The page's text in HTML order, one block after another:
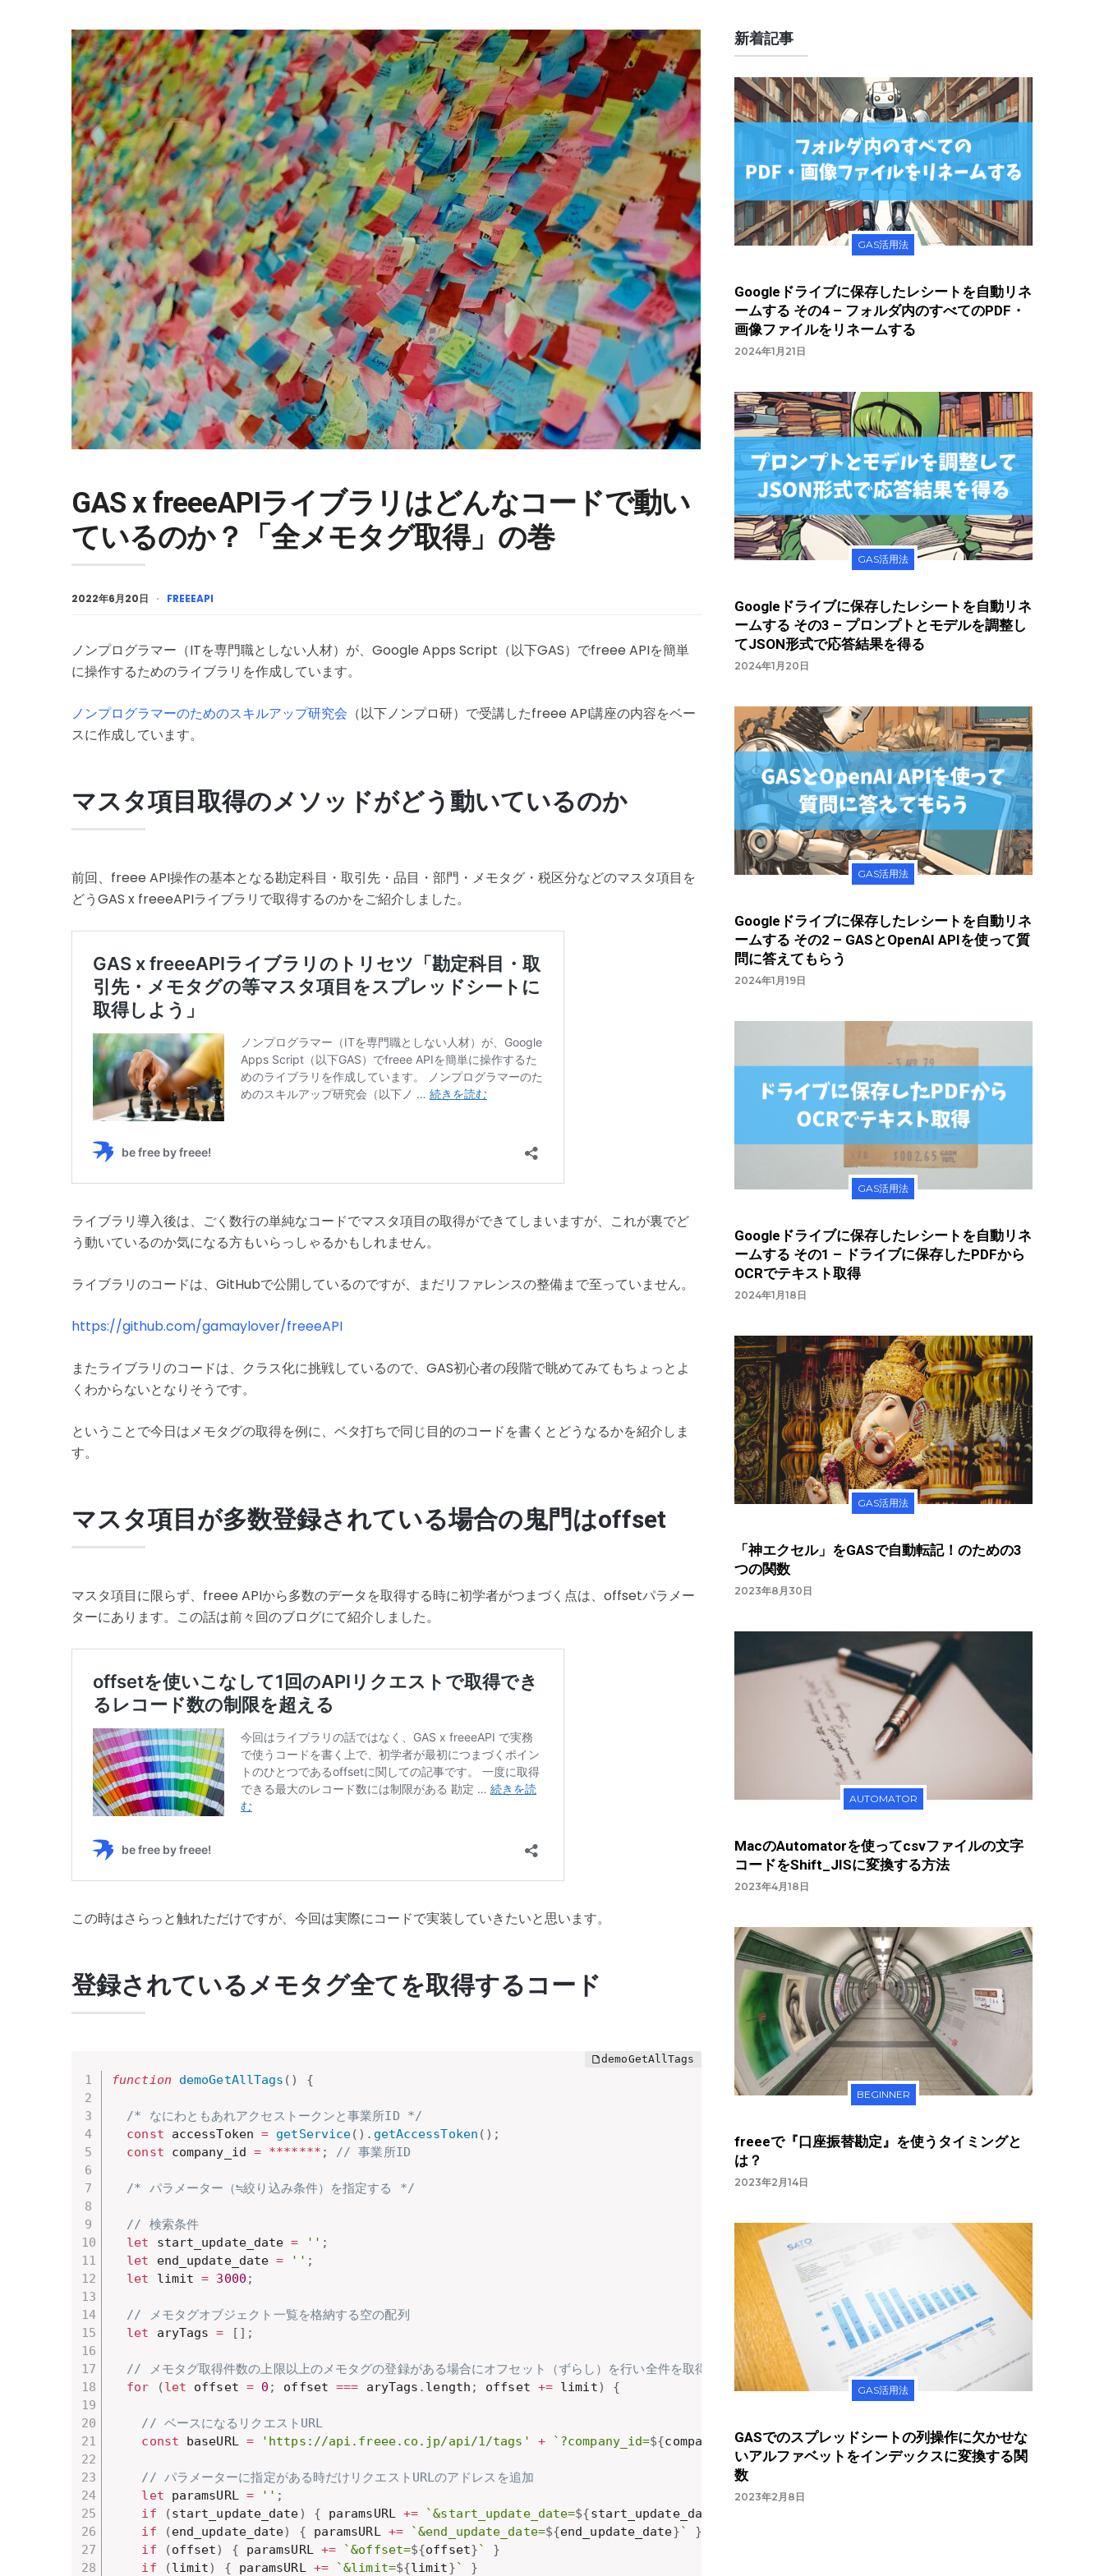
GAS x freeeAPIライブラリはどんなコードで動い
ているのか？「全メモタグ取得」の巻
2022年6月20日 FREEEAPI
ノンプログラマー（ITを専門職としない人材）が、Google Apps Script（以下GAS）でfreee APIを簡単
に操作するためのライブラリを作成しています。
ノンプログラマーのためのスキルアップ研究会 （以下ノンプロ研）で受講したfreee API講座の内容をベー
スに作成しています。
マスタ項目取得のメソッドがどう動いているのか
前回、freee API操作の基本となる勘定科目・取引先・品目・部門・メモタグ・税区分などのマスタ項目を
どうGAS x freeeAPIライブラリで取得するのかをご紹介しました。
ライブラリ導入後は、ごく数行の単純なコードでマスタ項目の取得ができてしまいますが、これが裏でど
う動いているのか気になる方もいらっしゃるかもしれません。
ライブラリのコードは、GitHubで公開しているのですが、まだリファレンスの整備まで至っていません。
https://github.com/gamaylover/freeeAPI
またライブラリのコードは、クラス化に挑戦しているので、GAS初心者の段階で眺めてみてもちょっとよ
くわからないとなりそうです。
ということで今日はメモタグの取得を例に、ベタ打ちで同じ目的のコードを書くとどうなるかを紹介しま
す。
マスタ項目が多数登録されている場合の鬼門はoffset
マスタ項目に限らず、freee APIから多数のデータを取得する時に初学者がつまづく点は、offsetパラメー
ターにあります。この話は前々回のブログにて紹介しました。
この時はさらっと触れただけですが、今回は実際にコードで実装していきたいと思います。
登録されているメモタグ全てを取得するコード
function demoGetAllTags ( ) {
/* なにわともあれアクセストークンと事業所ID */
const accessToken = getService( ) . getAccessToken ( ) ;
const company_id = ******* ; // 事業所ID
/* パラメーター（≒絞り込み条件）を指定する */
// 検索条件
let start_update_date = '' ;
let end_update_date = '' ;
let limit = 3000 ;
// メモタグオブジェクト一覧を格納する空の配列
let aryTags = [ ] ;
// メモタグ取得件数の上限以上のメモタグの登録がある場合にオフセット（ずらし）を行い全件を取得
for
(let offset = 0 ; offset === aryTags . length ; offset += limit) {
// ベースになるリクエストURL
const baseURL = 'https://api.freee.co.jp/api/1/tags' + `?company_id=${company_id}`;
// パラメーターに指定がある時だけリクエストURLのアドレスを追加
let paramsURL = '' ;
if
(start_update_date) { paramsURL += `&start_update_date=${start_update_date
if
(end_update_date) { paramsURL += `&end_update_date=${end_update_date}`
}
if
(offset) { paramsURL += `&offset=${offset}`
}
if
(limit) { paramsURL += `&limit=${limit}` }
新着記事
GAS活用法
Googleドライブに保存したレシートを自動リネ
ームする その4 – フォルダ内のすべてのPDF・
画像ファイルをリネームする
2024年1月21日
GAS活用法
Googleドライブに保存したレシートを自動リネ
ームする その3 – プロンプトとモデルを調整し
てJSON形式で応答結果を得る
2024年1月20日
GAS活用法
Googleドライブに保存したレシートを自動リネ
ームする その2 – GASとOpenAI APIを使って質
問に答えてもらう
2024年1月19日
GAS活用法
Googleドライブに保存したレシートを自動リネ
ームする その1 – ドライブに保存したPDFから
OCRでテキスト取得
2024年1月18日
GAS活用法
「神エクセル」をGASで自動転記！のための3
つの関数
2023年8月30日
AUTOMATOR
MacのAutomatorを使ってcsvファイルの文字
コードをShift_JISに変換する方法
2023年4月18日
BEGINNER
freeeで『口座振替勘定』を使うタイミングと
は？
2023年2月14日
GAS活用法
GASでのスプレッドシートの列操作に欠かせな
いアルファベットをインデックスに変換する関
数
2023年2月8日